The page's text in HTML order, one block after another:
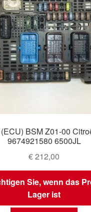
BSM Z01-00
9674921580 6500JL
€212,00
Sie, wenn das
Lager ist